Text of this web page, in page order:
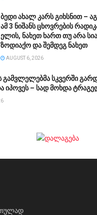
ბედი ახალ კარს გიხსნით –
ამ 3 ნიშანს ცხოვრების
ელის, ნახეთ ხართ თუ არა
ზოდიაქო და შემდეგ ნახეთ
AUGUST 6, 2026
გამვლელებმა სკვერში
იპოვეს – სად მოხდა